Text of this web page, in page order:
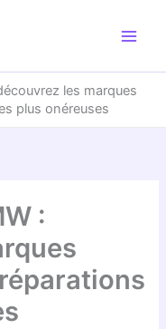
les marques
plus onéreuses
: